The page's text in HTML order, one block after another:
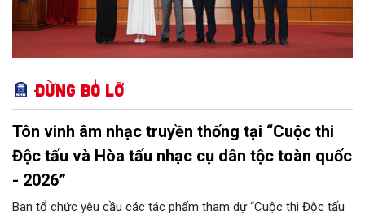
Đừng bỏ lỡ
Tôn vinh âm nhạc truyền thống tại “Cuộc thi
Độc tấu và Hòa tấu nhạc cụ dân tộc toàn quốc
- 2026”
Ban tổ chức yêu cầu các tác phẩm tham dự “Cuộc thi Độc tấu